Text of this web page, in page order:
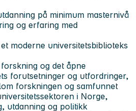
på minimum masternivå
og erfaring med
moderne universitetsbiblioteks
og det åpne
forutsetninger og utfordringer,
forskningen og samfunnet
i Norge,
utdanning og politikk